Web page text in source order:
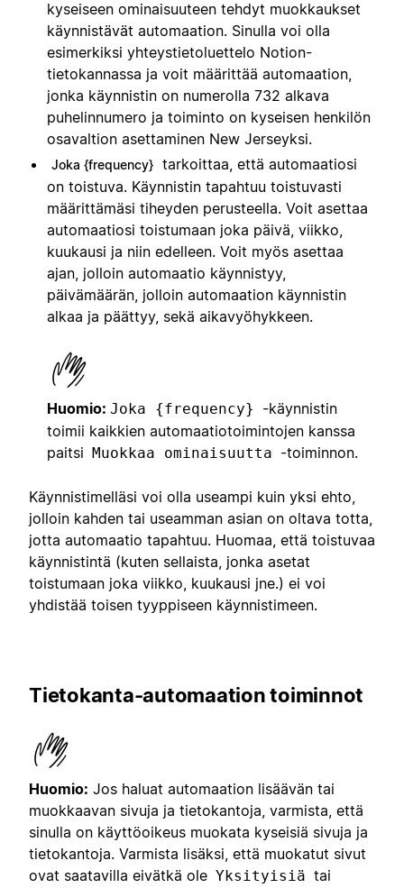
kyseiseen ominaisuuteen tehdyt muokkaukset
käynnistävät automaation. Sinulla voi olla
esimerkiksi yhteystietoluettelo Notion-
tietokannassa ja voit määrittää automaation,
jonka käynnistin on numerolla 732 alkava
puhelinnumero ja toiminto on kyseisen henkilön
osavaltion asettaminen New Jerseyksi.
Joka {frequency} tarkoittaa, että automaatiosi
on toistuva. Käynnistin tapahtuu toistuvasti
määrittämäsi tiheyden perusteella. Voit asettaa
automaatiosi toistumaan joka päivä, viikko,
kuukausi ja niin edelleen. Voit myös asettaa
ajan, jolloin automaatio käynnistyy,
päivämäärän, jolloin automaation käynnistin
alkaa ja päättyy, sekä aikavyöhykkeen.
Huomio: Joka {frequency}
-käynnistin
toimii kaikkien automaatiotoimintojen kanssa
paitsi Muokkaa ominaisuutta -toiminnon.
Käynnistimelläsi voi olla useampi kuin yksi ehto,
jolloin kahden tai useamman asian on oltava totta,
jotta automaatio tapahtuu. Huomaa, että toistuvaa
käynnistintä (kuten sellaista, jonka asetat
toistumaan joka viikko, kuukausi jne.) ei voi
yhdistää toisen tyyppiseen käynnistimeen.
Tietokanta-automaation toiminnot
Huomio: Jos haluat automaation lisäävän tai
muokkaavan sivuja ja tietokantoja, varmista, että
sinulla on käyttöoikeus muokata kyseisiä sivuja ja
tietokantoja. Varmista lisäksi, että muokatut sivut
ovat saatavilla eivätkä ole Yksityisiä tai